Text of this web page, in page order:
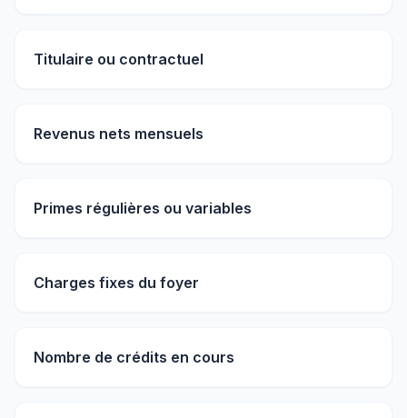
Titulaire ou contractuel
Revenus nets mensuels
Primes régulières ou variables
Charges fixes du foyer
Nombre de crédits en cours